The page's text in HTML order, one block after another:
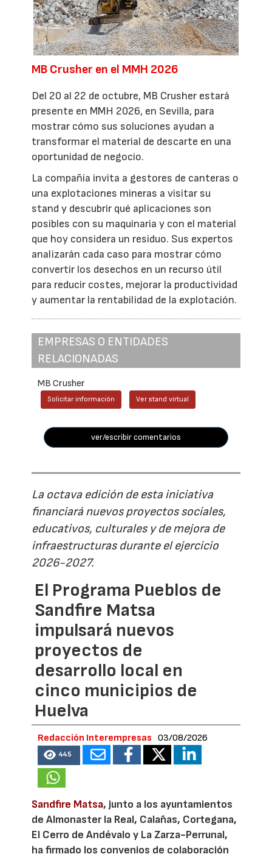
MB Crusher en el MMH 2026
Del 20 al 22 de octubre, MB Crusher estará
presente en MMH 2026, en Sevilla, para
mostrar cómo sus soluciones ayudan a
transformar el material de descarte en una
oportunidad de negocio.
La compañía invita a gestores de canteras o
una explotaciones mineras a visitar su
stand y descubrir qué aplicaciones son
posibles con su maquinaria y con el material
que hoy considera un residuo. Sus expertos
analizarán cada caso para mostrar cómo
convertir los desechos en un recurso útil
para reducir costes, mejorar la productividad
y aumentar la rentabilidad de la explotación.
EMPRESAS O ENTIDADES
RELACIONADAS
MB Crusher
Solicitar información Ver stand virtual
ver/escribir comentarios
La octava edición de esta iniciativa
financiará nuevos proyectos sociales,
educativos, culturales y de mejora de
infraestructuras durante el ejercicio
2026-2027.
El Programa Pueblos de
Sandfire Matsa
impulsará nuevos
proyectos de
desarrollo local en
cinco municipios de
Huelva
Redacción Interempresas 03/08/2026
445
Sandfire Matsa, junto a los ayuntamientos
de Almonaster la Real, Calañas, Cortegana,
El Cerro de Andévalo y La Zarza-Perrunal,
ha firmado los convenios de colaboración